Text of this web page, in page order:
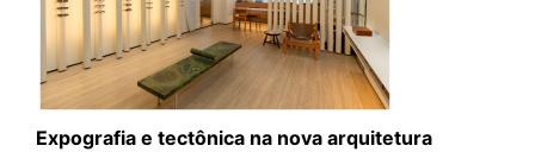
Expografia e tectônica na nova arquitetura